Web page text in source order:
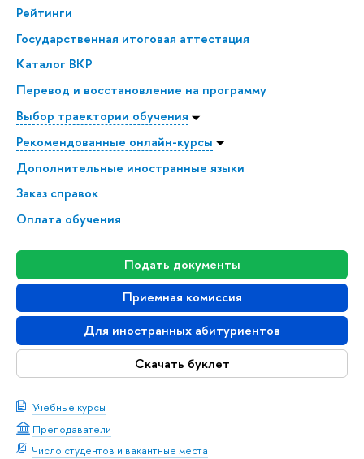
Рейтинги
Государственная итоговая аттестация
Каталог ВКР
Перевод и восстановление на программу
Выбор траектории обучения
Рекомендованные онлайн-курсы
Дополнительные иностранные языки
Заказ справок
Оплата обучения
Подать документы
Приемная комиссия
Для иностранных абитуриентов
Скачать буклет
Учебные курсы
Преподаватели
Число студентов и вакантные места